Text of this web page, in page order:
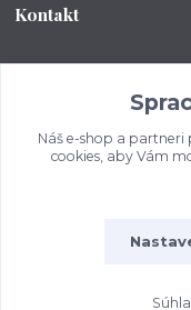
Kontakt
od 8:00 - do 16:00 hod
Náš e-shop a partneri
cookies, aby Vám